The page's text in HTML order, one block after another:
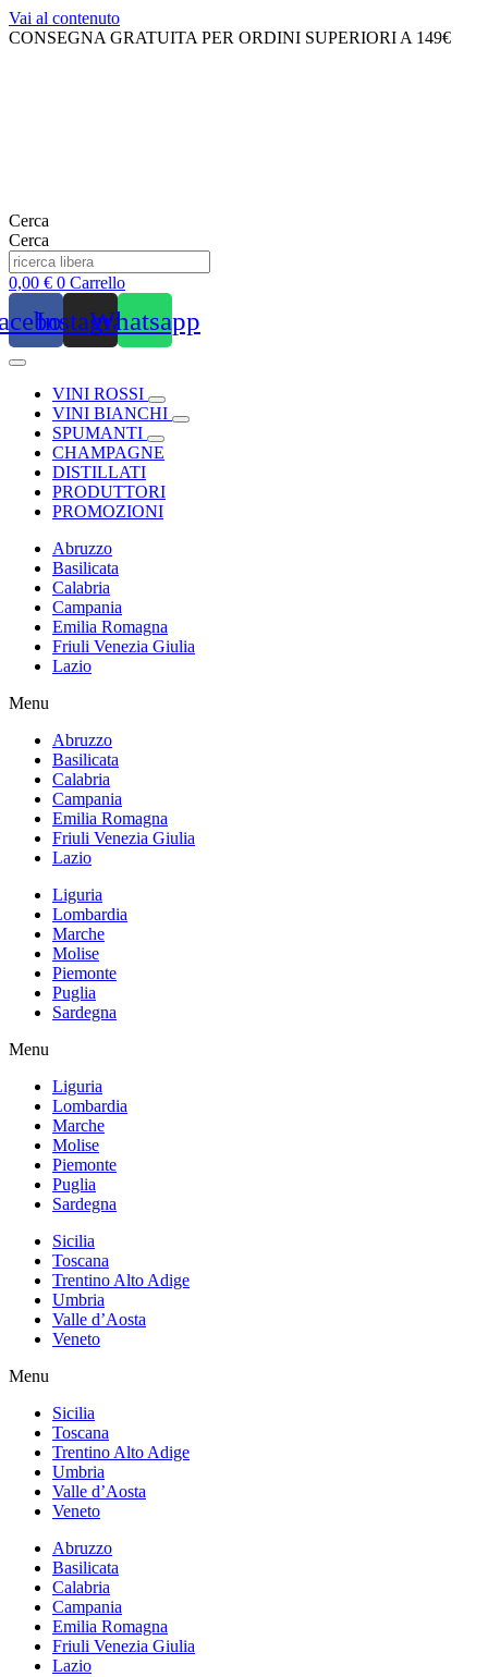
Vai al contenuto
CONSEGNA GRATUITA PER ORDINI SUPERIORI A 149€
Cerca
Cerca
0,00 € 0 Carrello
InstagramWhatsapp
VINI ROSSI
VINI BIANCHI
SPUMANTI
CHAMPAGNE
DISTILLATI
PRODUTTORI
PROMOZIONI
Abruzzo
Basilicata
Calabria
Campania
Emilia Romagna
Friuli Venezia Giulia
Lazio
Menu
Abruzzo
Basilicata
Calabria
Campania
Emilia Romagna
Friuli Venezia Giulia
Lazio
Liguria
Lombardia
Marche
Molise
Piemonte
Puglia
Sardegna
Menu
Liguria
Lombardia
Marche
Molise
Piemonte
Puglia
Sardegna
Sicilia
Toscana
Trentino Alto Adige
Umbria
Valle d’Aosta
Veneto
Menu
Sicilia
Toscana
Trentino Alto Adige
Umbria
Valle d’Aosta
Veneto
Abruzzo
Basilicata
Calabria
Campania
Emilia Romagna
Friuli Venezia Giulia
Lazio